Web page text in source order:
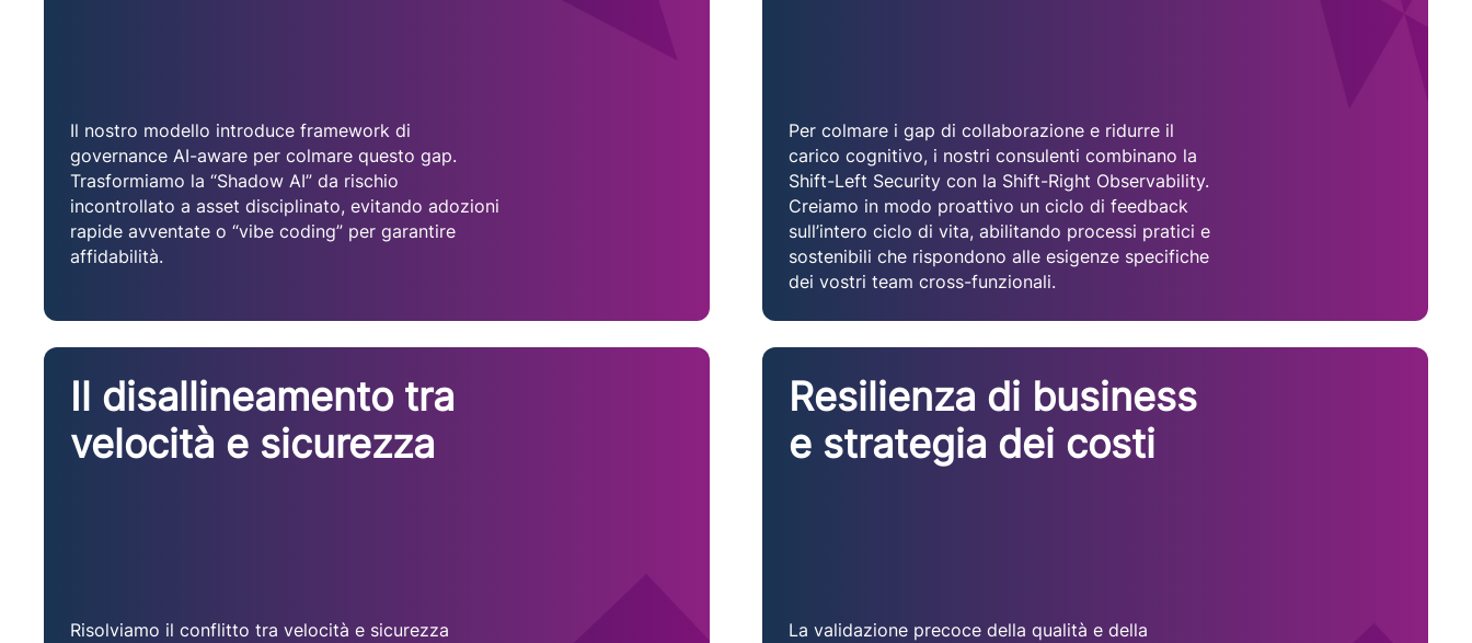
Il nostro modello introduce framework di
governance AI-aware per colmare questo gap.
Trasformiamo la “Shadow AI” da rischio
incontrollato a asset disciplinato, evitando adozioni
rapide avventate o “vibe coding” per garantire
affidabilità.
Per colmare i gap di collaborazione e ridurre il
carico cognitivo, i nostri consulenti combinano la
Shift-Left Security con la Shift-Right Observability.
Creiamo in modo proattivo un ciclo di feedback
sull’intero ciclo di vita, abilitando processi pratici e
sostenibili che rispondono alle esigenze specifiche
dei vostri team cross-funzionali.
Il disallineamento tra
velocità e sicurezza
Risolviamo il conflitto tra velocità e sicurezza
Resilienza di business
e strategia dei costi
La validazione precoce della qualità e della